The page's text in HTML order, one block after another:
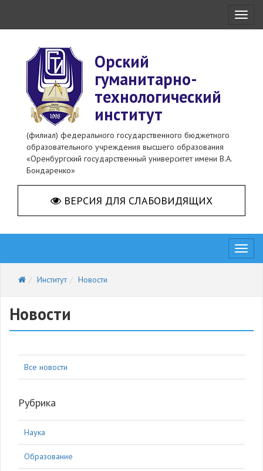
Орский
гуманитарно-
технологический
институт
(филиал) федерального государственного бюджетного
образовательного учреждения высшего образования
«Оренбургский государственный университет имени В.А.
Бондаренко»
ВЕРСИЯ ДЛЯ СЛАБОВИДЯЩИХ
Институт
Новости
Новости
Все новости
Рубрика
Наука
Образование